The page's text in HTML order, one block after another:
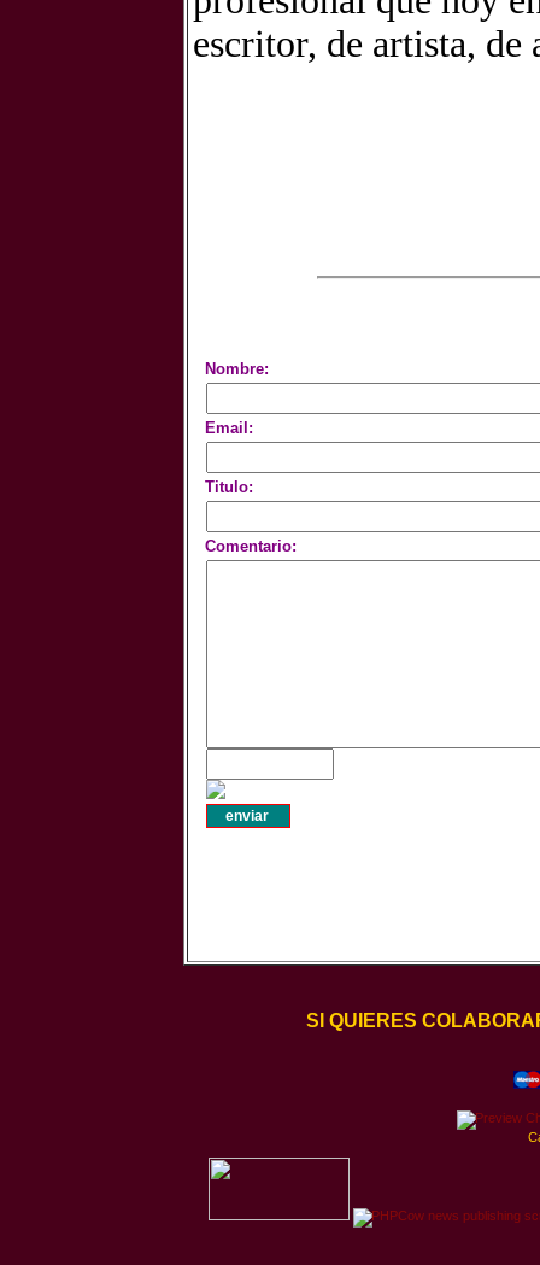
escritor, de artista, de
Nombre:
Email:
Titulo:
Comentario:
SI QUIERES